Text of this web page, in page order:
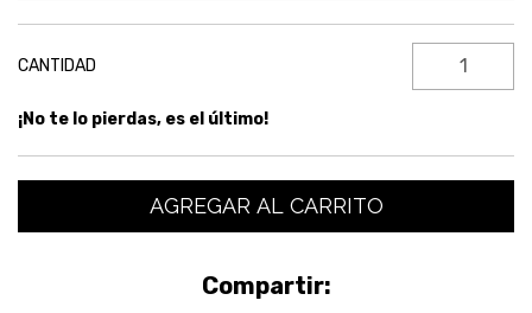
CANTIDAD
¡No te lo pierdas, es el último!
Compartir: